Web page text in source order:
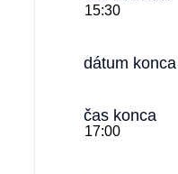
15:30
dátum konca
čas konca
17:00